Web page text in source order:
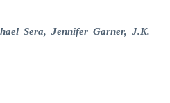
Sera, Jennifer Garner, J.K.